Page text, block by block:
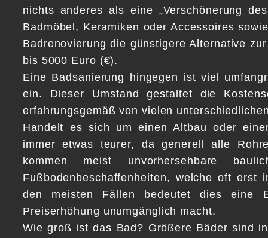
nichts anderes als eine „Verschönerung
Badmöbel, Keramiken oder Accessoires
Badrenovierung die günstigere Alternative
bis 5000 Euro (€).
Eine Badsanierung hingegen ist viel
ein. Dieser Umstand gestaltet die
erfahrungsgemäß von vielen
Handelt es sich um einen Altbau oder
immer etwas teurer, da generell alle
kommen meist unvorhersehbare
Fußbodenbeschaffenheiten, welche oft
den meisten Fällen bedeutet dies eine
Preiserhöhung unumgänglich macht.
Wie groß ist das Bad? Größere Bäder sind